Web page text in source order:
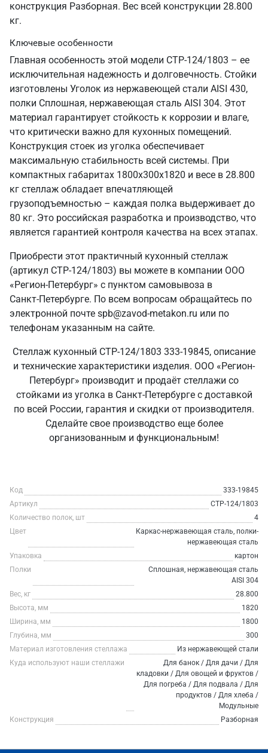
конструкция Разборная. Вес всей конструкции 28.800
кг.
Ключевые особенности
Главная особенность этой модели СТР-124/1803 – ее
исключительная надежность и долговечность. Стойки
изготовлены Уголок из нержавеющей стали AISI 430,
полки Сплошная, нержавеющая сталь AISI 304. Этот
материал гарантирует стойкость к коррозии и влаге,
что критически важно для кухонных помещений.
Конструкция стоек из уголка обеспечивает
максимальную стабильность всей системы. При
компактных габаритах 1800х300х1820 и весе в 28.800
кг стеллаж обладает впечатляющей
грузоподъемностью – каждая полка выдерживает до
80 кг. Это российская разработка и производство, что
является гарантией контроля качества на всех этапах.
Приобрести этот практичный кухонный стеллаж
(артикул СТР-124/1803) вы можете в компании ООО
«Регион-Петербург» с пунктом самовывоза в
Санкт‑Петербурге. По всем вопросам обращайтесь по
электронной почте spb@zavod-metakon.ru или по
телефонам указанным на сайте.
Стеллаж кухонный СТР-124/1803 333-19845, описание
и технические характеристики изделия. ООО «Регион-
Петербург» производит и продаёт стеллажи со
стойками из уголка в Санкт‑Петербурге с доставкой
по всей России, гарантия и скидки от производителя.
Сделайте свое производство еще более
организованным и функциональным!
Код
333-19845
Артикул
СТР-124/1803
Количество полок, шт
4
Цвет
Каркас-нержавеющая сталь, полки-
нержавеющая сталь
Упаковка
картон
Полки
Сплошная, нержавеющая сталь
AISI 304
Вес, кг
28.800
Высота, мм
1820
Ширина, мм
1800
Глубина, мм
300
Материал изготовления стеллажа
Из нержавеющей стали
Куда используют наши стеллажи
Для банок / Для дачи / Для
кладовки / Для овощей и фруктов /
Для погреба / Для подвала / Для
продуктов / Для хлеба /
Модульные
Конструкция
Разборная